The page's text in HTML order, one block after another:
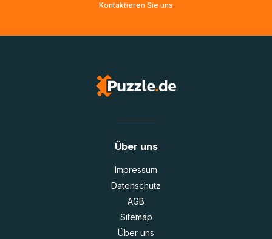
Kontaktieren Sie uns
Über uns
Impressum
Datenschutz
AGB
Sitemap
Über uns